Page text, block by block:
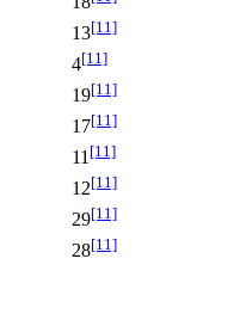
13[11]
4[11]
19[11]
17[11]
11[11]
12[11]
29[11]
28[11]